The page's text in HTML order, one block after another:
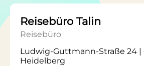
Reisebüro Talin
Reisebüro
Ludwig-Guttmann-Straße 24 |
Heidelberg